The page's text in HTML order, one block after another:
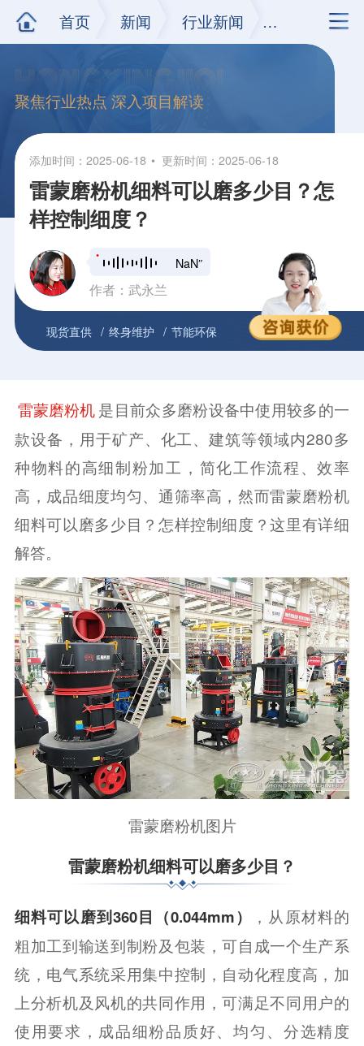
首页 新闻 行业新闻 正文
聚焦行业热点 深入项目解读
添加时间：2025-06-18 更新时间：2025-06-18
雷蒙磨粉机细料可以磨多少目？怎
样控制细度？
NaN″
作者：武永兰
现货直供 终身维护 节能环保
雷蒙磨粉机是目前众多磨粉设备中使用较多的一
款设备，用于矿产、化工、建筑等领域内280多
种物料的高细制粉加工，简化工作流程、效率
高，成品细度均匀、通筛率高，然而雷蒙磨粉机
细料可以磨多少目？怎样控制细度？这里有详细
解答。
雷蒙磨粉机图片
雷蒙磨粉机细料可以磨多少目？
细料可以磨到360目（0.044mm）
，从原材料的
粗加工到输送到制粉及包装，可自成一个生产系
统，电气系统采用集中控制，自动化程度高，加
上分析机及风机的共同作用，可满足不同用户的
使用要求，成品细粉品质好、均匀、分选精度